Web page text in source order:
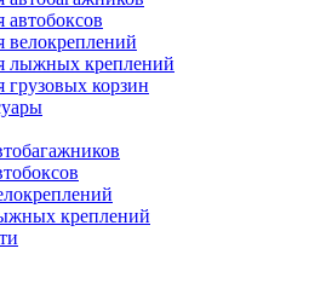
автобоксов
велокреплений
лыжных креплений
грузовых корзин
креплений